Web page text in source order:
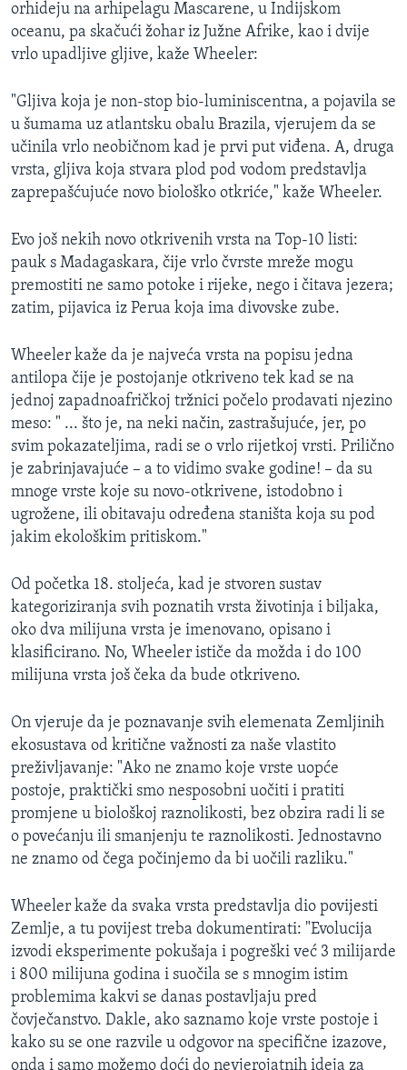
orhideju na arhipelagu Mascarene, u Indijskom
oceanu, pa skačući žohar iz Južne Afrike, kao i dvije
vrlo upadljive gljive, kaže Wheeler:
"Gljiva koja je non-stop bio-luminiscentna, a pojavila se
u šumama uz atlantsku obalu Brazila, vjerujem da se
učinila vrlo neobičnom kad je prvi put viđena. A, druga
vrsta, gljiva koja stvara plod pod vodom predstavlja
zaprepašćujuće novo biološko otkriće," kaže Wheeler.
Evo još nekih novo otkrivenih vrsta na Top-10 listi:
pauk s Madagaskara, čije vrlo čvrste mreže mogu
premostiti ne samo potoke i rijeke, nego i čitava jezera;
zatim, pijavica iz Perua koja ima divovske zube.
Wheeler kaže da je najveća vrsta na popisu jedna
antilopa čije je postojanje otkriveno tek kad se na
jednoj zapadnoafričkoj tržnici počelo prodavati njezino
meso: " ... što je, na neki način, zastrašujuće, jer, po
svim pokazateljima, radi se o vrlo rijetkoj vrsti. Prilično
je zabrinjavajuće – a to vidimo svake godine! – da su
mnoge vrste koje su novo-otkrivene, istodobno i
ugrožene, ili obitavaju određena staništa koja su pod
jakim ekološkim pritiskom."
Od početka 18. stoljeća, kad je stvoren sustav
kategoriziranja svih poznatih vrsta životinja i biljaka,
oko dva milijuna vrsta je imenovano, opisano i
klasificirano. No, Wheeler ističe da možda i do 100
milijuna vrsta još čeka da bude otkriveno.
On vjeruje da je poznavanje svih elemenata Zemljinih
ekosustava od kritične važnosti za naše vlastito
preživljavanje: "Ako ne znamo koje vrste uopće
postoje, praktički smo nesposobni uočiti i pratiti
promjene u biološkoj raznolikosti, bez obzira radi li se
o povećanju ili smanjenju te raznolikosti. Jednostavno
ne znamo od čega počinjemo da bi uočili razliku."
Wheeler kaže da svaka vrsta predstavlja dio povijesti
Zemlje, a tu povijest treba dokumentirati: "Evolucija
izvodi eksperimente pokušaja i pogreški već 3 milijarde
i 800 milijuna godina i suočila se s mnogim istim
problemima kakvi se danas postavljaju pred
čovječanstvo. Dakle, ako saznamo koje vrste postoje i
kako su se one razvile u odgovor na specifične izazove,
onda i samo možemo doći do nevjerojatnih ideja za